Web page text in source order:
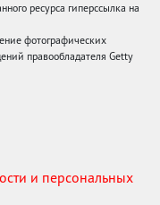
ресурса гиперссылка на
фотографических
правообладателя Getty
и персональных